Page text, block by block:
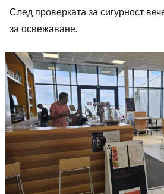
След проверката за сигурност
за освежаване.